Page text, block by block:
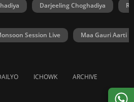
Darjeeling Choghadiya
Session Live Maa Gauri Aarti
ICHOWK ARCHIVE